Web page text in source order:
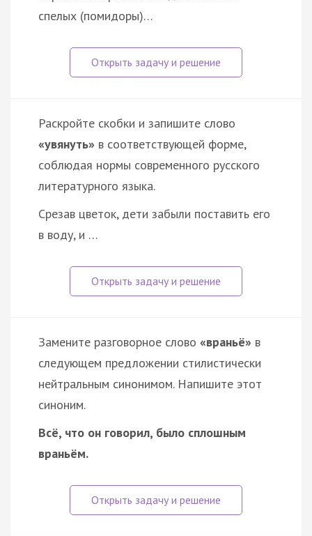
спелых (помидоры)…
Раскройте скобки и запишите слово
«увянуть» в соответствующей форме,
соблюдая нормы современного русского
литературного языка.
Срезав цветок, дети забыли поставить его
в воду, и …
Замените разговорное слово «враньё» в
следующем предложении стилистически
нейтральным синонимом. Напишите этот
синоним.
Всё, что он говорил, было сплошным
враньём.